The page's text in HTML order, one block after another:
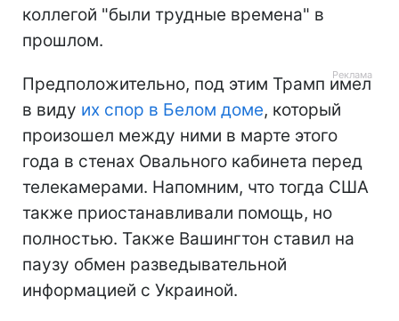
коллегой "были трудные времена" в
прошлом.
Предположительно, под этим Трамп имел
в виду их спор в Белом доме, который
произошел между ними в марте этого
года в стенах Овального кабинета перед
телекамерами. Напомним, что тогда США
также приостанавливали помощь, но
полностью. Также Вашингтон ставил на
паузу обмен разведывательной
информацией с Украиной.